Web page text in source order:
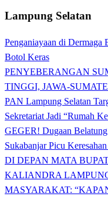
Lampung Selatan
Penganiayaan di
Botol Keras
PENYEBERANGAN
TINGGI, JAWA-
PAN Lampung Selatan
Sekretariat Jadi “Rumah
GEGER! Dugaan
Sukabanjar Picu
DI DEPAN MATA
KALIANDRA
MASYARAKAT: